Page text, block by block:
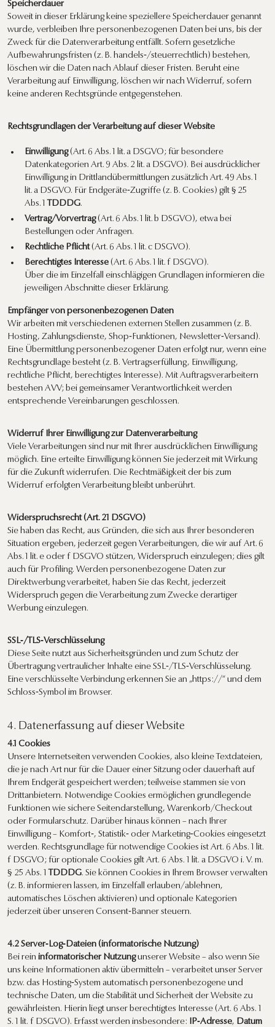
Speicherdauer
Soweit in dieser Erklärung keine speziellere Speicherdauer genannt
wurde, verbleiben Ihre personenbezogenen Daten bei uns, bis der
Zweck für die Datenverarbeitung entfällt. Sofern gesetzliche
Aufbewahrungsfristen (z. B. handels‑/steuerrechtlich) bestehen,
löschen wir die Daten nach Ablauf dieser Fristen. Beruht eine
Verarbeitung auf Einwilligung, löschen wir nach Widerruf, sofern
keine anderen Rechtsgründe entgegenstehen.
Rechtsgrundlagen der Verarbeitung auf dieser Website
Einwilligung(Art. 6 Abs. 1 lit. a DSGVO; für besondere
Datenkategorien Art. 9 Abs. 2 lit. a DSGVO). Bei ausdrücklicher
Einwilligung in Drittlandübermittlungen zusätzlich Art. 49 Abs. 1
lit. a DSGVO. Für Endgeräte‑Zugriffe (z. B. Cookies) gilt § 25
Abs. 1 TDDDG.
Vertrag/Vorvertrag(Art. 6 Abs. 1 lit. b DSGVO), etwa bei
Bestellungen oder Anfragen.
Rechtliche Pflicht(Art. 6 Abs. 1 lit. c DSGVO).
Berechtigtes Interesse (Art. 6 Abs. 1 lit. f DSGVO).
Über die im Einzelfall einschlägigen Grundlagen informieren die
jeweiligen Abschnitte dieser Erklärung.
Empfänger von personenbezogenen Daten
Wir arbeiten mit verschiedenen externen Stellen zusammen (z. B.
Hosting, Zahlungsdienste, Shop‑Funktionen, Newsletter‑Versand).
Eine Übermittlung personenbezogener Daten erfolgt nur, wenn eine
Rechtsgrundlage besteht (z. B. Vertragserfüllung, Einwilligung,
rechtliche Pflicht, berechtigtes Interesse). Mit Auftragsverarbeitern
bestehen AVV; bei gemeinsamer Verantwortlichkeit werden
entsprechende Vereinbarungen geschlossen.
Widerruf Ihrer Einwilligung zur Datenverarbeitung
Viele Verarbeitungen sind nur mit Ihrer ausdrücklichen Einwilligung
möglich. Eine erteilte Einwilligung können Sie jederzeit mit Wirkung
für die Zukunft widerrufen. Die Rechtmäßigkeit der bis zum
Widerruf erfolgten Verarbeitung bleibt unberührt.
Widerspruchsrecht (Art. 21 DSGVO)
Sie haben das Recht, aus Gründen, die sich aus Ihrer besonderen
Situation ergeben, jederzeit gegen Verarbeitungen, die wir auf Art. 6
Abs. 1 lit. e oder f DSGVO stützen, Widerspruch einzulegen; dies gilt
auch für Profiling. Werden personenbezogene Daten zur
Direktwerbung verarbeitet, haben Sie das Recht, jederzeit
Widerspruch gegen die Verarbeitung zum Zwecke derartiger
Werbung einzulegen.
SSL‑/TLS‑Verschlüsselung
Diese Seite nutzt aus Sicherheitsgründen und zum Schutz der
Übertragung vertraulicher Inhalte eine SSL‑/TLS‑Verschlüsselung.
Eine verschlüsselte Verbindung erkennen Sie an „https://“ und dem
Schloss‑Symbol im Browser.
4. Datenerfassung auf dieser Website
4.1 Cookies
Unsere Internetseiten verwenden Cookies, also kleine Textdateien,
die je nach Art nur für die Dauer einer Sitzung oder dauerhaft auf
Ihrem Endgerät gespeichert werden; teilweise stammen sie von
Drittanbietern. Notwendige Cookies ermöglichen grundlegende
Funktionen wie sichere Seitendarstellung, Warenkorb/Checkout
oder Formularschutz. Darüber hinaus können – nach Ihrer
Einwilligung – Komfort‑, Statistik‑ oder Marketing‑Cookies eingesetzt
werden. Rechtsgrundlage für notwendige Cookies ist Art. 6 Abs. 1 lit.
f DSGVO; für optionale Cookies gilt Art. 6 Abs. 1 lit. a DSGVO i. V. m.
§ 25 Abs. 1 TDDDG. Sie können Cookies in Ihrem Browser verwalten
(z. B. informieren lassen, im Einzelfall erlauben/ablehnen,
automatisches Löschen aktivieren) und optionale Kategorien
jederzeit über unseren Consent‑Banner steuern.
4.2 Server‑Log‑Dateien (informatorische Nutzung)
Bei rein informatorischer Nutzungunserer Website – also wenn Sie
uns keine Informationen aktiv übermitteln – verarbeitet unser Server
bzw. das Hosting‑System automatisch personenbezogene und
technische Daten, um die Stabilität und Sicherheit der Website zu
gewährleisten. Hierin liegt unser berechtigtes Interesse (Art. 6 Abs. 1
S. 1 lit. f DSGVO). Erfasst werden insbesondere: IP‑Adresse, Datum